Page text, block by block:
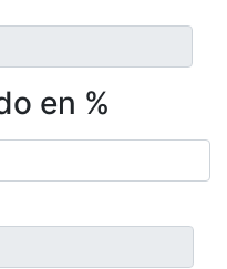
en %